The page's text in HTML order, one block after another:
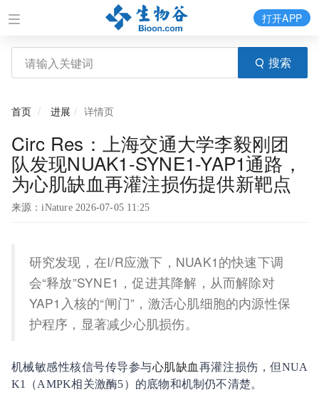
搜索
打开APP
首页 进展 详情页
Circ Res：上海交通大学李毅刚团
队发现NUAK1-SYNE1-YAP1通路，
为心肌缺血再灌注损伤提供新靶点
来源：iNature 2026-07-05 11:25
研究发现，在I/R应激下，NUAK1的快速下调
会“释放”SYNE1，促进其降解，从而解除对
YAP1入核的“闸门”，激活心肌细胞的内源性保
护程序，显著减少心肌损伤。
机械敏感性核信号传导参与心肌缺血 再灌注损伤，但NUA
K1（AMPK相关激酶5）的底物和机制仍不清楚。